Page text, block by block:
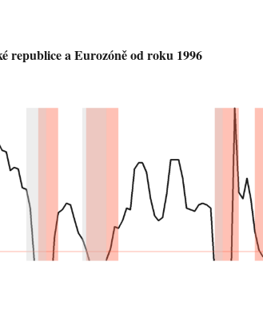
republice a Eurozóně od roku 1996